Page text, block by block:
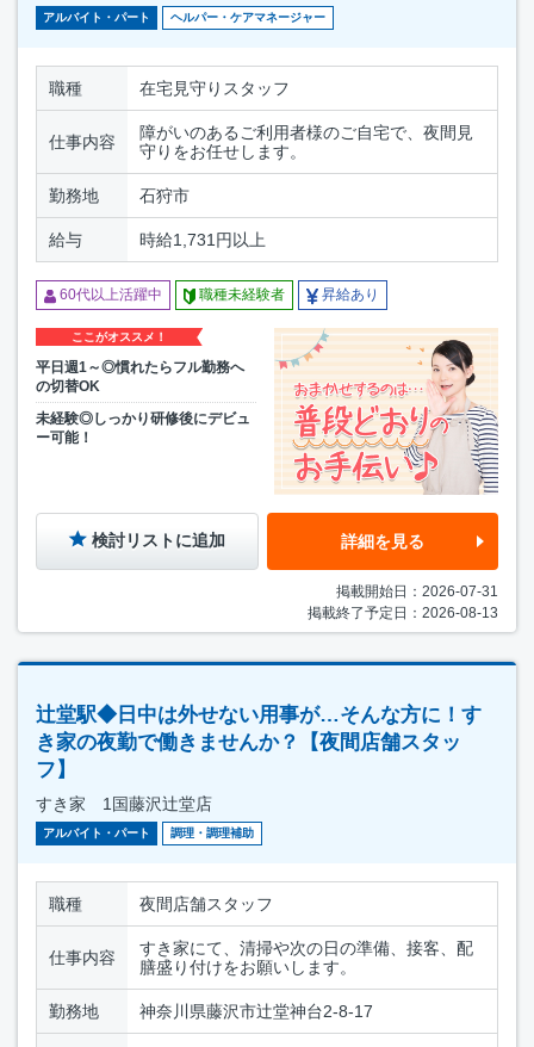
アルバイト・パート ヘルパー・ケアマネージャー
職種 在宅見守りスタッフ
仕事内容
障がいのあるご利用者様のご自宅で、夜間見
守りをお任せします。
勤務地 石狩市
給与 時給1,731円以上
60代以上活躍中 職種未経験者 昇給あり
ここがオススメ！
平日週1～◎慣れたらフル勤務へ
の切替OK
未経験◎しっかり研修後にデビュ
ー可能！
検討リストに追加 詳細を見る
掲載開始日：2026-07-31
掲載終了予定日：2026-08-13
辻堂駅◆日中は外せない用事が…そんな方に！す
き家の夜勤で働きませんか？【夜間店舗スタッ
フ】
すき家 1国藤沢辻堂店
アルバイト・パート 調理・調理補助
職種 夜間店舗スタッフ
仕事内容
すき家にて、清掃や次の日の準備、接客、配
膳盛り付けをお願いします。
勤務地 神奈川県藤沢市辻堂神台2-8-17